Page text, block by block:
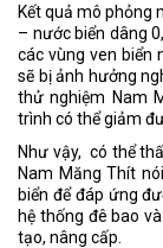
Kết quả mô phỏng
– nước biển dâng
các vùng ven biển
sẽ bị ảnh hưởng
thử nghiệm Nam
trình có thể giảm
Như vậy, có thể
Nam Măng Thít
biển để đáp ứng
hệ thống đê bao
tạo, nâng cấp.